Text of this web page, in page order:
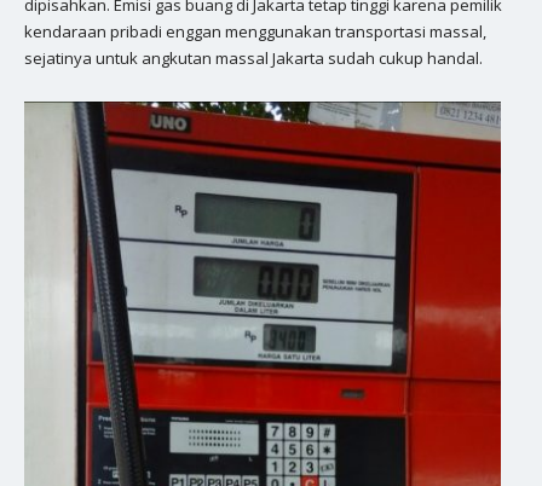
dipisahkan. Emisi gas buang di Jakarta tetap tinggi karena pemilik
kendaraan pribadi enggan menggunakan transportasi massal,
sejatinya untuk angkutan massal Jakarta sudah cukup handal.